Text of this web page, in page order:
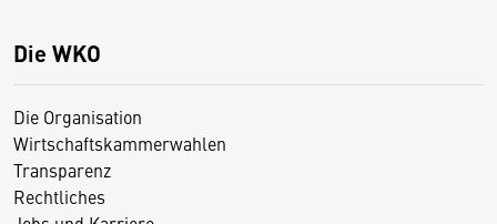
Die WKO
Die Organisation
Wirtschaftskammerwahlen
Transparenz
Rechtliches